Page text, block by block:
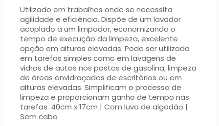
Utilizado em trabalhos onde se necessita
agilidade e eficiência. Dispõe de um lavador
acoplado a um limpador, economizando o
tempo de execução da limpeza, excelente
opção em alturas elevadas. Pode ser utilizada
em tarefas simples como em lavagens de
vidros de autos nos postos de gasolina, limpeza
de áreas envidraçadas de escritórios ou em
alturas elevadas. Simplificam o processo de
limpeza e proporcionam ganho de tempo nas
tarefas. 40cm x 17cm | Com luva de algodão |
Sem cabo